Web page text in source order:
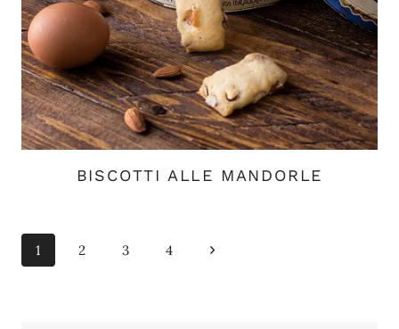
BISCOTTI ALLE MANDORLE
Navigazione
1 2 3 4
Pagina